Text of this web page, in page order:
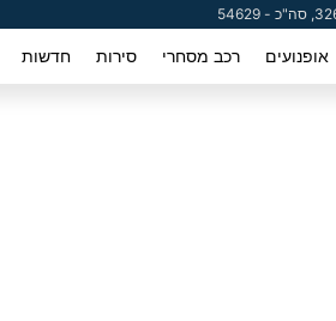
אופנועים רכב מסחרי סירות חדשות